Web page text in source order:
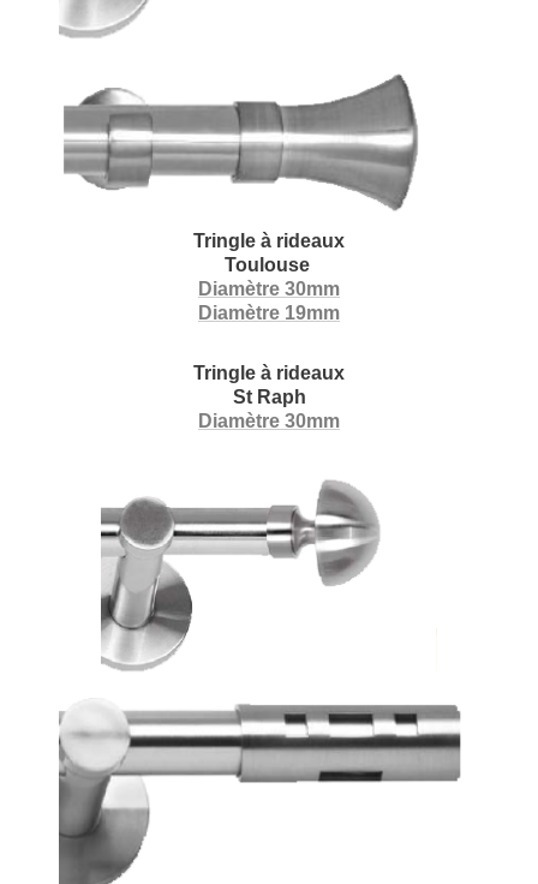
Tringle à rideaux
Toulouse
Diamètre 30mm
Diamètre 19mm
Tringle à rideaux
St Raph
Diamètre 30mm